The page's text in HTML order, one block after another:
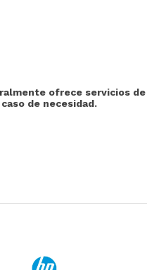
ofrece servicios
de necesidad.